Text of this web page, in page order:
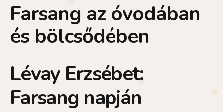
Farsang az óvodában
és bölcsődében
Lévay Erzsébet:
Farsang napján